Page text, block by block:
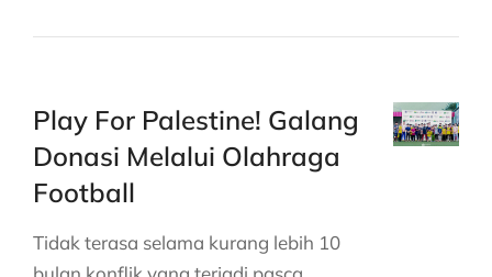
Play For Palestine! Galang
Donasi Melalui Olahraga
Football
Tidak terasa selama kurang lebih 10